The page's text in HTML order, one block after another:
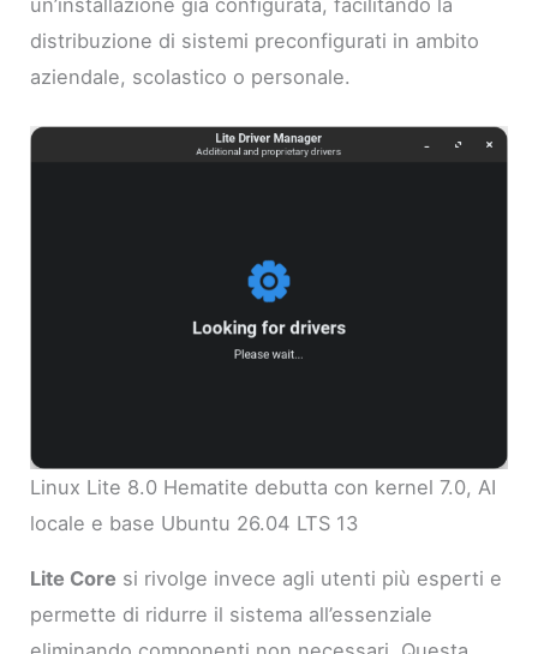
distribuzione di sistemi preconfigurati in ambito
aziendale, scolastico o personale.
Linux Lite 8.0 Hematite debutta con kernel 7.0, AI
locale e base Ubuntu 26.04 LTS 13
Lite Core si rivolge invece agli utenti più esperti e
permette di ridurre il sistema all’essenziale